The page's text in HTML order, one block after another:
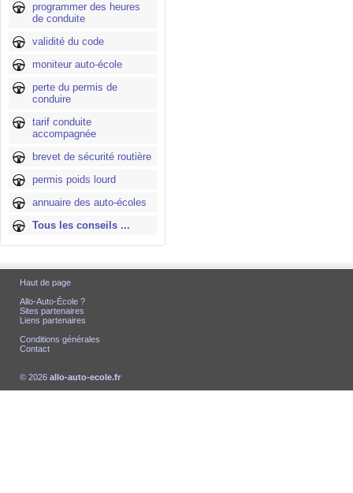
programmer des heures
de conduite
validité du code
moniteur auto-école
perte du permis de
conduire
tarif conduite
accompagnée
brevet de sécurité routière
permis poids lourd
annuaire des auto-écoles
Tous les conseils ...
Haut de page
Allo-Auto-École ?
Sites partenaires
Liens partenaires
Conditions générales
Contact
© 2026 allo-auto-ecole.fr